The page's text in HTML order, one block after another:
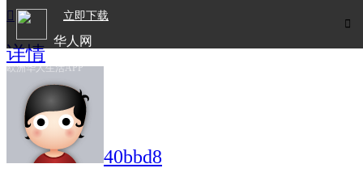

立即下载
华人网
欧洲华人生活APP

详情
40bbd8